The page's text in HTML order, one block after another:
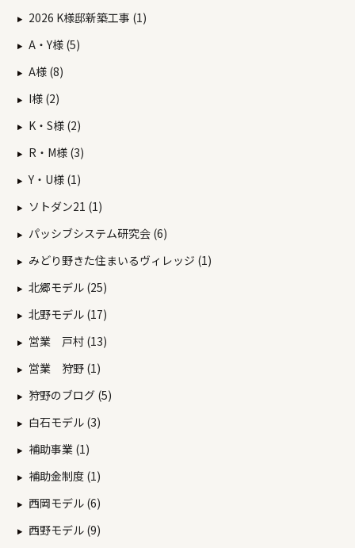
2026 K様邸新築工事 (1)
A・Y様 (5)
A様 (8)
I様 (2)
K・S様 (2)
R・M様 (3)
Y・U様 (1)
ソトダン21 (1)
パッシブシステム研究会 (6)
みどり野きた住まいるヴィレッジ (1)
北郷モデル (25)
北野モデル (17)
営業 戸村 (13)
営業 狩野 (1)
狩野のブログ (5)
白石モデル (3)
補助事業 (1)
補助金制度 (1)
西岡モデル (6)
西野モデル (9)